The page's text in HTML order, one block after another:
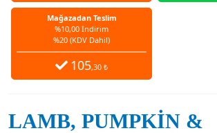
Mağazadan Teslim
%10,00 İndirim
%20 (KDV Dahil)
105,30 ₺
LAMB, PUMPKIN &